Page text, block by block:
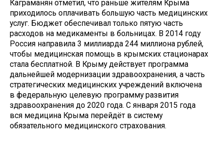
Каграманян отметил, что раньше жителям Крыма
приходилось оплачивать большую часть медицинских
услуг. Бюджет обеспечивал только пятую часть
расходов на медикаменты в больницах. В 2014 году
Россия направила 3 миллиарда 244 миллиона руб­лей,
чтобы медицинская помощь в крымских стационарах
стала бесплатной. В Крыму действует программа
дальнейшей модернизации здравоохранения, а часть
стратегических медицинских учреждений включена
в федеральную целевую программу развития
здравоохранения до 2020 года. С января 2015 года
вся медицина Крыма перейдёт в систему
обязательного медицинского страхования.